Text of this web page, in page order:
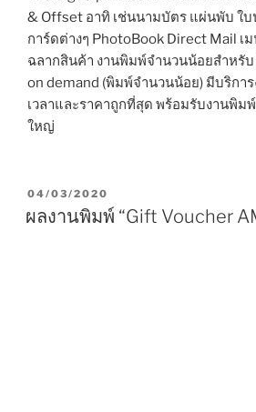
& Offset อาทิ เช่นนามบัตร แผ่นพับ ใบ
การ์ดต่างๆ PhotoBook Direct Mail เ
ฉลากสินค้า งานพิมพ์จำนวนน้อยสำหรับ
on demand (พิมพ์จำนวนน้อย) มีบริกา
เวลาและราคาถูกที่สุด พร้อมรับงานพิม
ใหญ่
P
S
04/03/2020
ผลงานพิมพ์ “Gift Voucher